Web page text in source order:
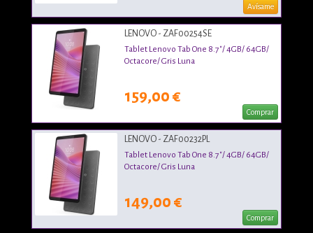
Avísame
LENOVO - ZAF00254SE
Tablet Lenovo Tab One 8.7"/ 4GB/ 64GB/
Octacore/ Gris Luna
159,00 €
Comprar
LENOVO - ZAF00232PL
Tablet Lenovo Tab One 8.7"/ 4GB/ 64GB/
Octacore/ Gris Luna
149,00 €
Comprar